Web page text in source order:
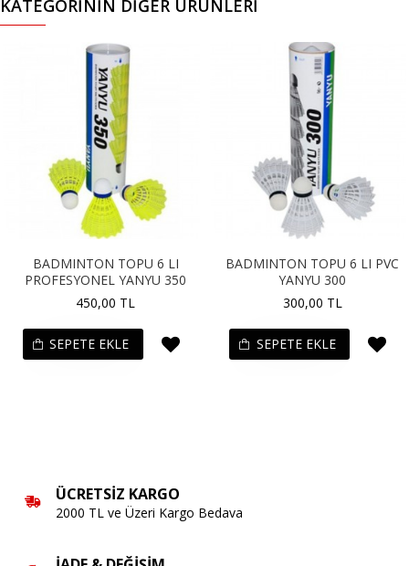
KATEGORININ DIĞER ÜRÜNLERI
BADMINTON TOPU 6 LI
PROFESYONEL YANYU 350
450,00 TL
SEPETE EKLE
BADMINTON TOPU 6 LI PVC
YANYU 300
300,00 TL
SEPETE EKLE
ÜCRETSIZ KARGO
2000 TL ve Üzeri Kargo Bedava